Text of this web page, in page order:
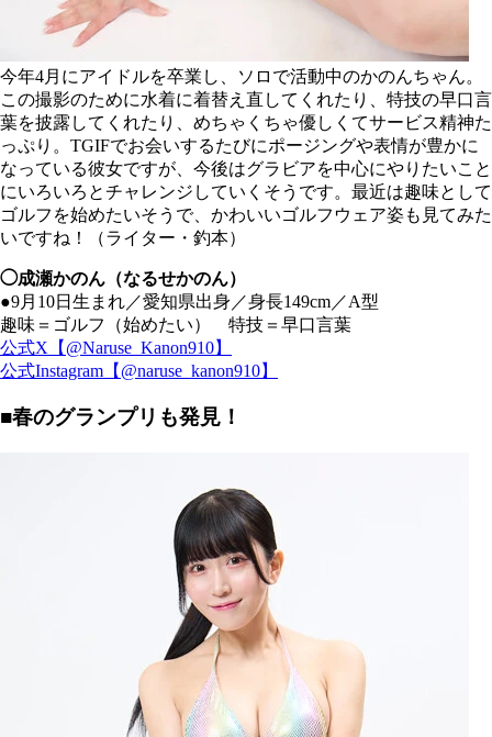
今年4月にアイドルを卒業し、ソロで活動中のかのんちゃん。
この撮影のために水着に着替え直してくれたり、特技の早口言
葉を披露してくれたり、めちゃくちゃ優しくてサービス精神た
っぷり。TGIFでお会いするたびにポージングや表情が豊かに
なっている彼女ですが、今後はグラビアを中心にやりたいこと
にいろいろとチャレンジしていくそうです。最近は趣味として
ゴルフを始めたいそうで、かわいいゴルフウェア姿も見てみた
いですね！（ライター・釣本）
◯成瀬かのん（なるせかのん）
●9月10日生まれ／愛知県出身／身長149cm／A型
趣味＝ゴルフ（始めたい） 特技＝早口言葉
公式X【@Naruse_Kanon910】
公式Instagram【@naruse_kanon910】
■春のグランプリも発見！